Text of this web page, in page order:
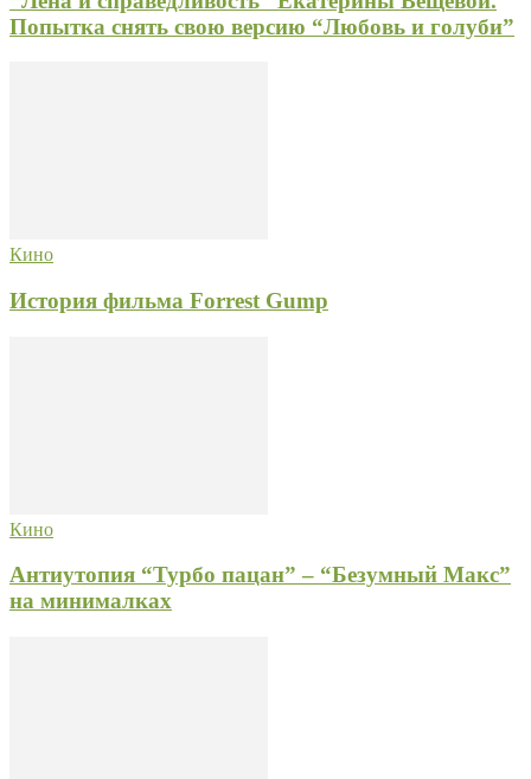
Попытка снять свою версию “Любовь и голуби”
Кино
История фильма Forrest Gump
Кино
Антиутопия “Турбо пацан” – “Безумный Макс”
на минималках